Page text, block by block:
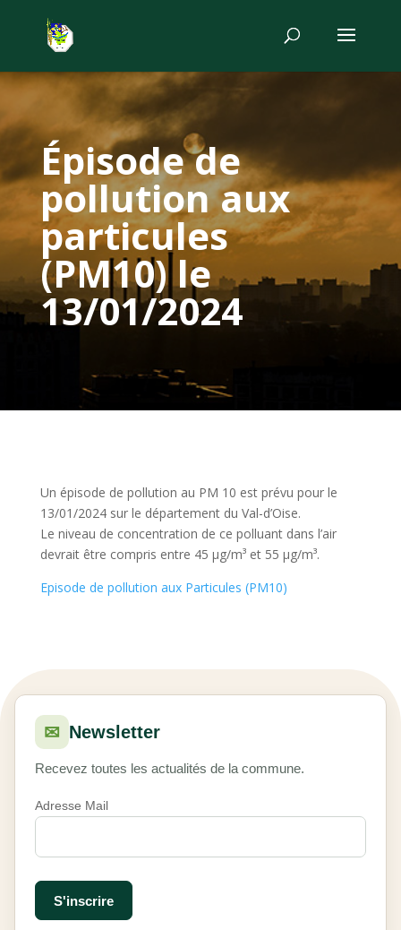
Épisode de
pollution aux
particules
(PM10) le
13/01/2024
Un épisode de pollution au PM 10 est prévu pour le
13/01/2024 sur le département du Val-d’Oise.
Le niveau de concentration de ce polluant dans l’air
devrait être compris entre 45 μg/m³ et 55 μg/m³.
Episode de pollution aux Particules (PM10)
✉ Newsletter
Recevez toutes les actualités de la commune.
Adresse Mail